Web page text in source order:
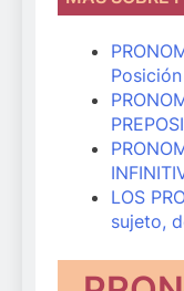
LOS
sujeto,